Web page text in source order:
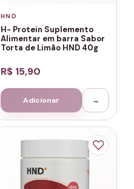
HND
H- Protein Suplemento
Alimentar em barra Sabor
Torta de Limão HND 40g
R$ 15,90
Adicionar →